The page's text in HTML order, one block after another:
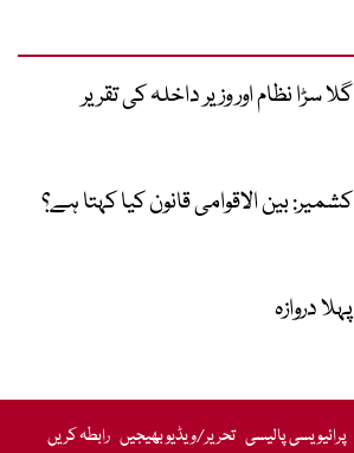
گلا سڑا نظام اور وزیر داخلہ کی تقریر
کشمیر: بین الاقوامی قانون کیا کہتا ہے؟
پہلا دروازہ
پرائیویسی پالیسی تحریر/ویڈیو بھیجیں رابطہ کریں